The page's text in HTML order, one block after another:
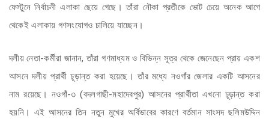
ফেস্টুনে নির্বাচনী এলাকা ছেয়ে গেছে। তাঁরা নৌকা প্রতীকে ভোট চেয়ে অনেক আগে
থেকেই এলাকায় গণসংযোগও চালিয়ে যাচ্ছেন।
দলীয় নেতা-কর্মীরা জানান, তাঁরা গণমাধ্যম ও বিভিন্ন সূত্র থেকে জেনেছেন প্রায় একশ
আসনে দলীয় প্রার্থী চূড়ান্ত করা হয়েছে। তাঁর মধ্যে নওগাঁর জেলার একটি আসনের
নাম রয়েছে। নওগাঁ-৩ (বদলগাছী-মহাদেবপুর) আসনের প্রার্থীতা এখনো চূড়ান্ত করা
হয়নি। এই আসনের তিন নতুন মুখের অর্বিভাবের কারণে বর্তমান সাংসদ ছলিমউদ্দিন